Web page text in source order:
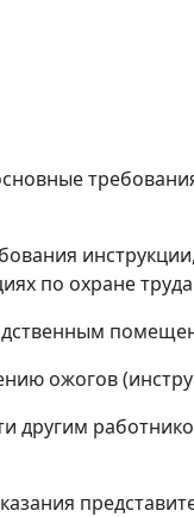
по охране
ожогов
другим